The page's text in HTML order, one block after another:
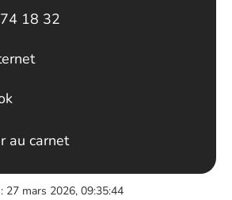
18 32
au carnet
27 mars 2026, 09:35:44